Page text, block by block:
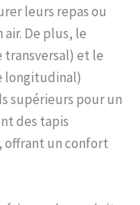
leurs repas ou
De plus, le
transversal) et le
longitudinal)
supérieurs pour un
des tapis
offrant un confort